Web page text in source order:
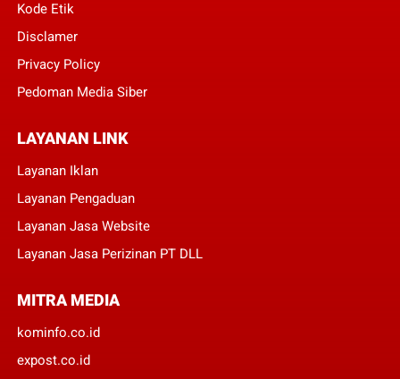
Kode Etik
Disclamer
Privacy Policy
Pedoman Media Siber
LAYANAN LINK
Layanan Iklan
Layanan Pengaduan
Layanan Jasa Website
Layanan Jasa Perizinan PT DLL
MITRA MEDIA
kominfo.co.id
expost.co.id